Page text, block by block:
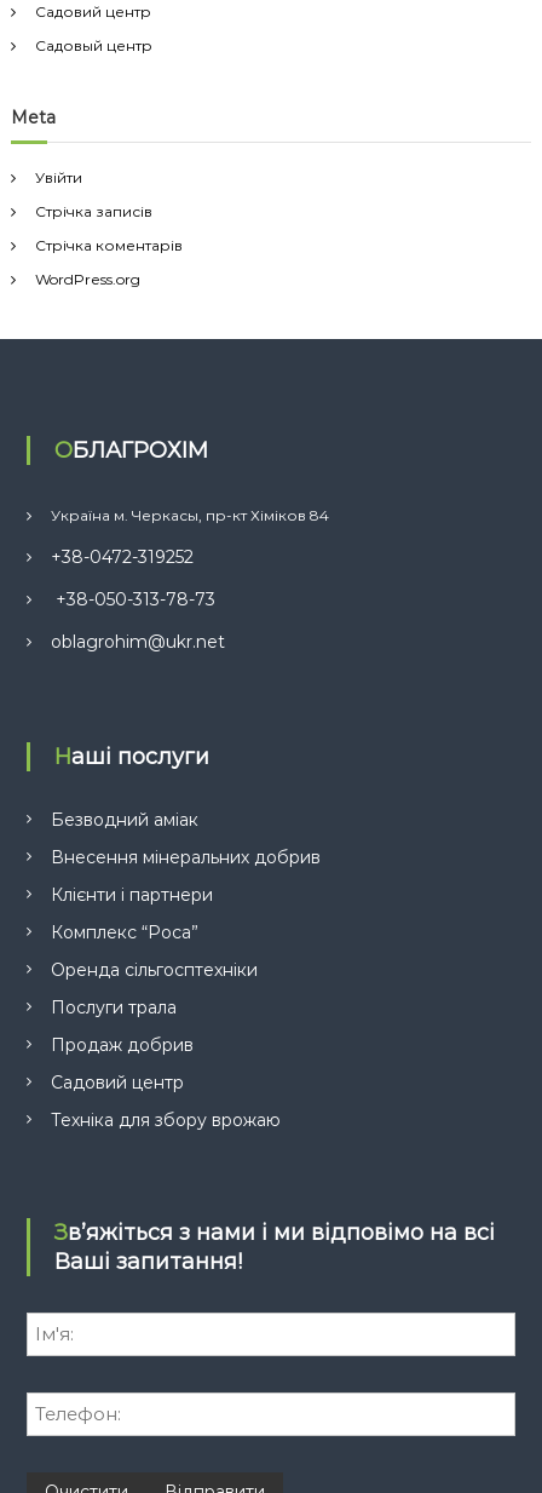
Садовий центр
Садовый центр
Meta
Увійти
Стрічка записів
Стрічка коментарів
WordPress.org
ОБЛАГРОХІМ
Україна м. Черкасы, пр-кт Хіміков 84
+38-0472-319252
+38-050-313-78-73
oblagrohim@ukr.net
Наші послуги
Безводний аміак
Внесення мінеральних добрив
Клієнти і партнери
Комплекс “Роса”
Оренда сільгосптехніки
Послуги трала
Продаж добрив
Садовий центр
Техніка для збору врожаю
Зв’яжіться з нами і ми відповімо на всі
Ваші запитання!